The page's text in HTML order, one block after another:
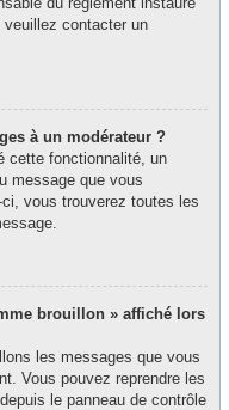
veuillez contacter un
à un modérateur ?
cette fonctionnalité, un
message que vous
vous trouverez toutes les
brouillon » affiché lors
les messages que vous
Vous pouvez reprendre les
le panneau de contrôle